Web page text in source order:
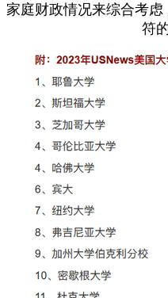
家庭财政情况来综合考
符